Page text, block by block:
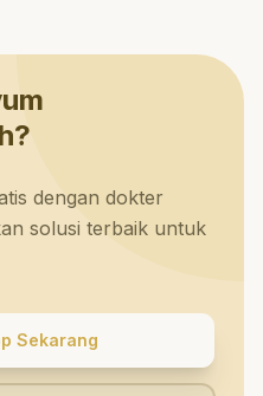
dengan dokter
solusi terbaik untuk
Sekarang